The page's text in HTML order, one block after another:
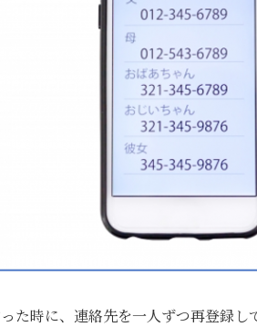
た時に、連絡先を一人ずつ再登録